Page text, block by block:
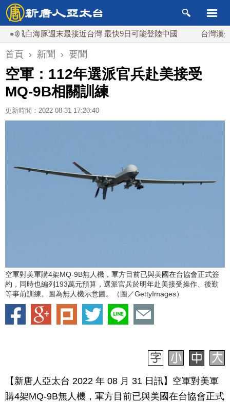
白海豚週末最接近台灣 最快9日可能登陸中國 台灣漢光首
首頁 › 新聞 › 要聞
空軍：112年選派官兵赴美接受
MQ-9B相關訓練
更新時間：2022-08-31 17:20:40
空軍對美軍購4架MQ-9B無人機，軍方目前已與美國在台協會正式簽
約，同時也編列193萬元預算，選派官兵於明年赴美接受操作、後勤
等事前訓練。圖為無人機示意圖。（圖／GettyImages）
【新唐人亞太台 2022 年 08 月 31 日訊】空軍對美軍
購4架MQ-9B無人機，軍方目前已與美國在台協會正式